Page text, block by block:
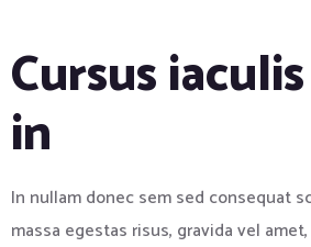
Cursus
in
In nullam donec sem sed consequat
massa egestas risus, gravida vel